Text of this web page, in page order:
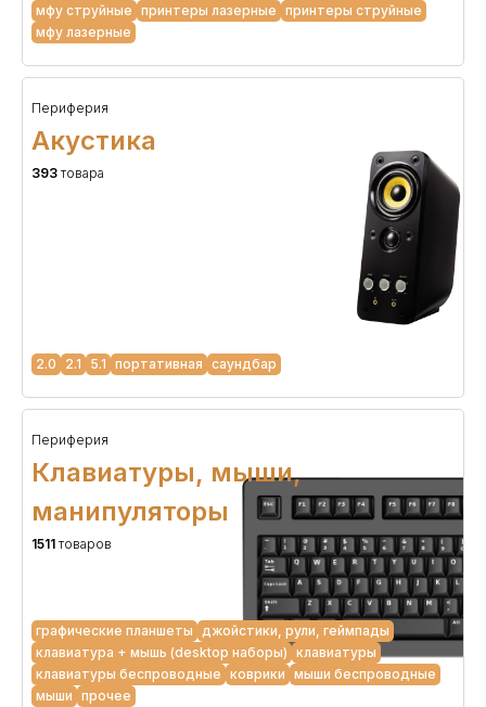
мфу струйные принтеры лазерные принтеры струйные
мфу лазерные
Периферия
Акустика
393 товара
2.0 2.1 5.1 портативная саундбар
Периферия
Клавиатуры, мыши,
манипуляторы
1511 товаров
графические планшеты джойстики, рули, геймпады
клавиатура + мышь (desktop наборы) клавиатуры
клавиатуры беспроводные коврики мыши беспроводные
мыши прочее